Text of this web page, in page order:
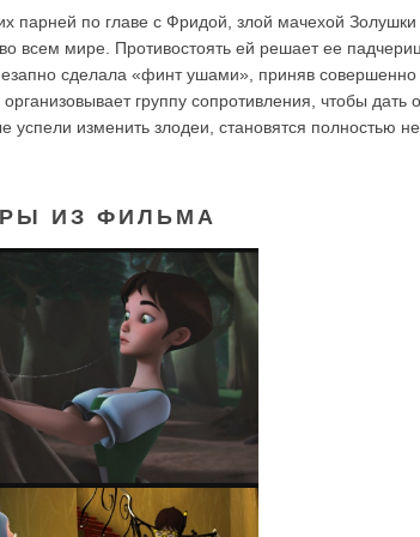
парней по главе с Фридой, злой мачехой
всем мире. Противостоять ей решает ее
сделала «финт ушами», приняв совершенно
группу сопротивления, чтобы дать
успели изменить злодеи, становятся полностью
ИЗ ФИЛЬМА